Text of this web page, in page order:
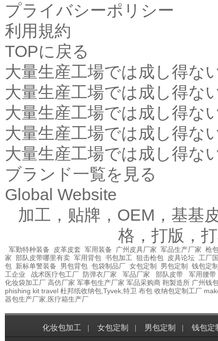
プライバシーポリシー
利用規約
TOPに戻る
大量生産工場では成し得な
大量生産工場では成し得な
大量生産工場では成し得な
大量生産工場では成し得な
大量生産工場では成し得な
ブランド一覧を見る
Global Website
加工，贴牌，OEM，基基
格，打版，
军勤特种装备 皮革皮套 军用装备 广州皮具厂家 军品生产厂家 枪
家 部队皮带哪里有卖 军用背包 书包加工 狙击枪包 皮具论坛 工厂
包 新标单警装备 男包背包 包袋制品厂 女包定制 男包定制
钱包定
工企业
战术医疗包工厂 防弹衣厂家 军品厂家 部队皮带
军用腰带
化妆袋加工厂 高仿厂家 军事包生产厂家 军品采购商 鞄製造所 广州钱
phishing kit travel 杜邦纸收纳包,Tyvek,特卫 布包 收纳包定制工厂
器包生产厂家,医疗箱生产厂
化妆包加工 | 女包定制 | 男包定制 | 钱包定